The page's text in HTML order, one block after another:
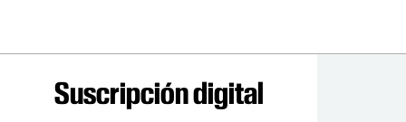
Suscripción digital